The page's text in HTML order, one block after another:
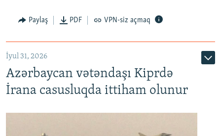
Paylaş PDF VPN-siz açmaq
İyul 31, 2026
Azərbaycan vətəndaşı Kiprdə
İrana casusluqda ittiham olunur